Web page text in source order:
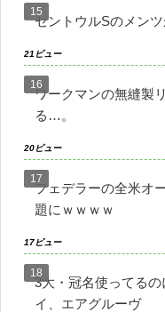
セントウルSのメン
21ビュー
ワークマンの無縫製
る…。
20ビュー
フェデラーの全米オ
題にｗｗｗｗ
17ビュー
3大・冠名使ってる
イ、エアグルーヴ